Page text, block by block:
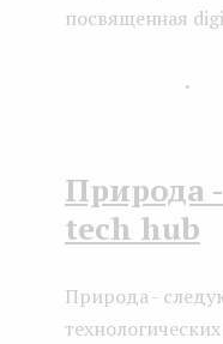
посвященная
Природа
tech hub
Природа -